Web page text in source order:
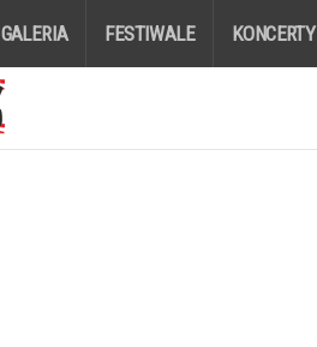
GALERIA FESTIWALE KONCERTY